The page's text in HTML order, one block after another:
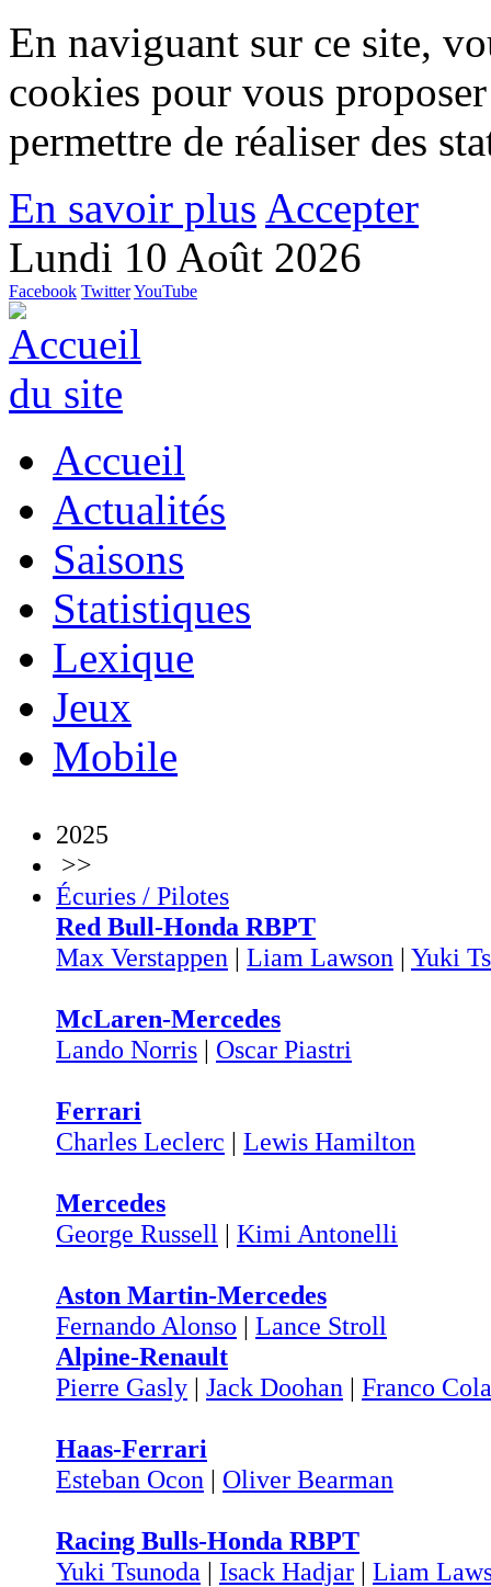
En naviguant sur ce site,
cookies pour vous
permettre de réaliser des
En savoir plus Accepter
Lundi 10 Août 2026
Facebook TwitterYouTube
Accueil
Actualités
Saisons
Statistiques
Lexique
Jeux
Mobile
2025
>>
Écuries / Pilotes
Red Bull-Honda RBPT
Max Verstappen | Liam Lawson | Yuki
McLaren-Mercedes
Lando Norris | Oscar Piastri
Ferrari
Charles Leclerc | Lewis Hamilton
Mercedes
George Russell | Kimi Antonelli
Aston Martin-Mercedes
Fernando Alonso | Lance Stroll
Alpine-Renault
Pierre Gasly | Jack Doohan | Franco
Haas-Ferrari
Esteban Ocon | Oliver Bearman
Racing Bulls-Honda RBPT
Yuki Tsunoda | Isack Hadjar | Liam